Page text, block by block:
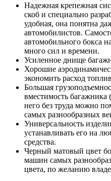
Надежная крепежная
скоб и специально
удобная, она понятна
автомобилистов.
автомобильного бокса
много сил и времени.
Усиленное днище
Хорошие
экономить расход
Большая
вместимость
него без труда можно
самых разнообразных
Универсальность
устанавливать его на
средства.
Черный матовый цвет
машин самых
цвета, по желанию